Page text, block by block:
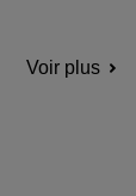
Voir plus